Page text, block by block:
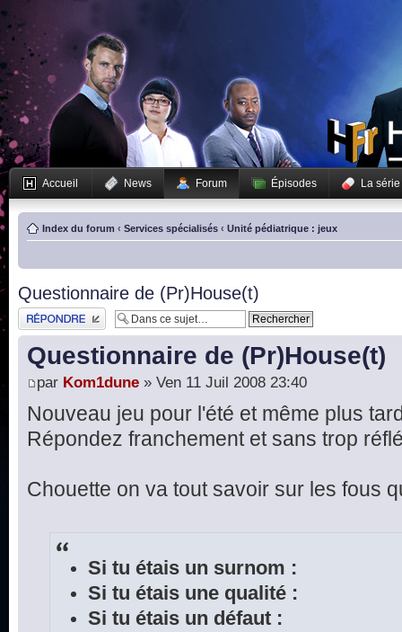
Accueil News Forum Épisodes La série
Index du forum ‹ Services spécialisés ‹ Unité pédiatrique : jeux
Questionnaire de (Pr)House(t)
Publier une réponse
Questionnaire de (Pr)House(t)
par Kom1dune » Ven 11 Juil 2008 23:40
Nouveau jeu pour l'été et même plus
Répondez franchement et sans trop
Chouette on va tout savoir sur les fous
Si tu étais un surnom :
Si tu étais une qualité :
Si tu étais un défaut :